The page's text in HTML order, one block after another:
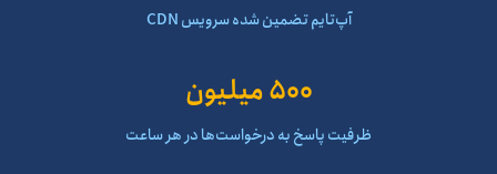
آپ‌تایم تضمین شده سرویس CDN
500 میلیون
ظرفیت پاسخ به درخواست‌ها در هر ساعت